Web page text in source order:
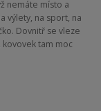
nemáte místo a
výlety, na sport, na
Dovnitř se vleze
tam moc